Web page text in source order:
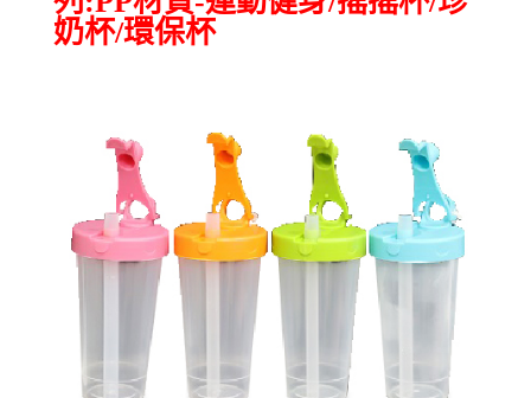
奶杯/環保杯